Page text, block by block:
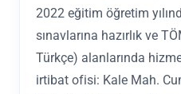
2022 eğitim öğretim
sınavlarına hazırlık ve
Türkçe) alanlarında
irtibat ofisi: Kale Mah.